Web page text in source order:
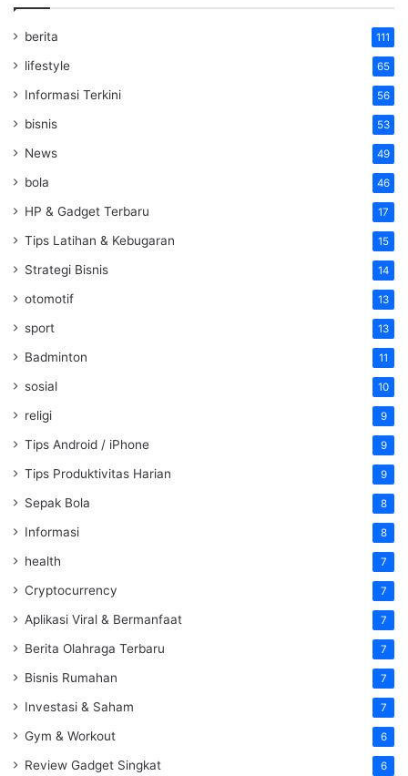
berita 111
lifestyle 65
Informasi Terkini 56
bisnis 53
News 49
bola 46
HP & Gadget Terbaru 17
Tips Latihan & Kebugaran 15
Strategi Bisnis 14
otomotif 13
sport 13
Badminton 11
sosial 10
religi 9
Tips Android / iPhone 9
Tips Produktivitas Harian 9
Sepak Bola 8
Informasi 8
health 7
Cryptocurrency 7
Aplikasi Viral & Bermanfaat 7
Berita Olahraga Terbaru 7
Bisnis Rumahan 7
Investasi & Saham 7
Gym & Workout 6
Review Gadget Singkat 6